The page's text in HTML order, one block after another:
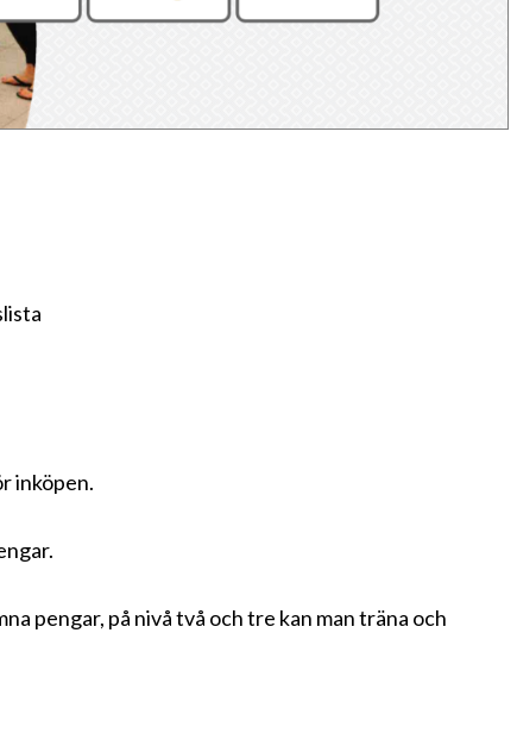
inköpen.
pengar, på nivå två och tre kan man träna och